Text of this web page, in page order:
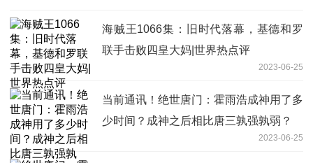
海贼王1066集：旧时代落幕，基德和罗
联手击败四皇大妈|世界热点评
2023-06-25
当前通讯！绝世唐门：霍雨浩成神用了多
少时间？成神之后相比唐三孰强孰弱？
2023-06-25